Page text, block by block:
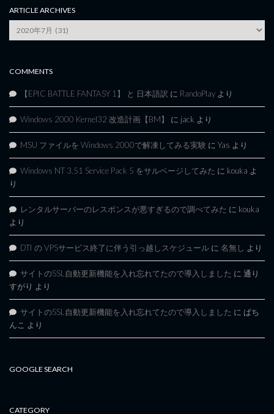
ARTICLE ARCHIVES
Archives
COMMENTS
【EPIC BATTLE FANTASY 1】 と 日本語訳 に RandoPlay より
Windows 2000 Kernel32 改造計画【BM】 に jack より
MSU ファイルを Windows 2000で解凍してみる実験 に Yas より
Windows NT 3.51 Service Pack 5 をサルベージしてみた に kouka よ
り
レンタルサーバーのレスポンスが悪すぎるので調べてみた に kouka
より
DTI の VPSサービス終了に伴う引っ越しスケジュール に 名無し より
サイトのSSL自動更新機能を入れ忘れてたので導入しました に 通り
すがり より
サイトのSSL自動更新機能を入れ忘れてたので導入しました に ぱち
んこ より
GOOGLE SEARCH
CATEGORY